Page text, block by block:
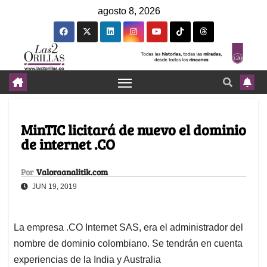
agosto 8, 2026
MinTIC licitará de nuevo el dominio
de internet .CO
Por Valoraanalitik.com
JUN 19, 2019
La empresa .CO Internet SAS, era el administrador del
nombre de dominio colombiano. Se tendrán en cuenta
experiencias de la India y Australia